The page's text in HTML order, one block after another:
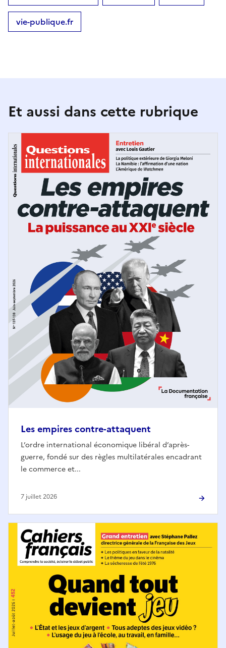
vie-publique.fr
Et aussi dans cette rubrique
Les empires contre-attaquent
L’ordre international économique libéral d’après-
guerre, fondé sur des règles multilatérales encadrant
le commerce et...
7 juillet 2026